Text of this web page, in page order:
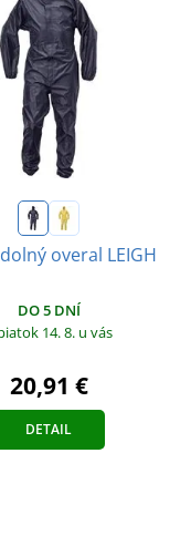
overal LEIGH
DO 5 DNÍ
14. 8. u vás
20,91 €
DETAIL